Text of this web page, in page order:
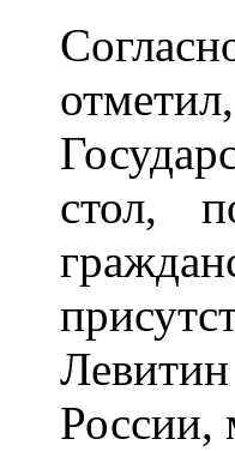
стол,
России,